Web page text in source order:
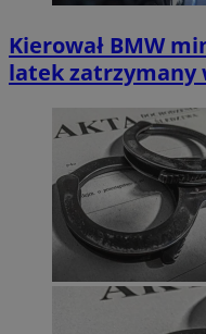
Kierował BMW
latek zatrzymany